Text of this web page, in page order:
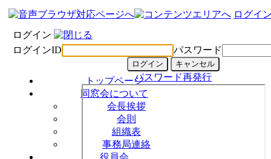
ログイ
ログイン
ログインID
パスワード
パスワード再発行
トップページ
同窓会について
会長挨拶
会則
組織表
事務局連絡
役員会